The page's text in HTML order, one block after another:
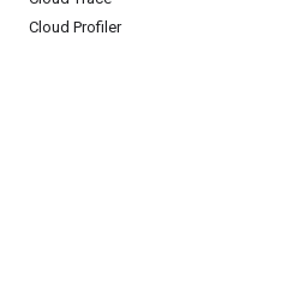
Cloud Profiler